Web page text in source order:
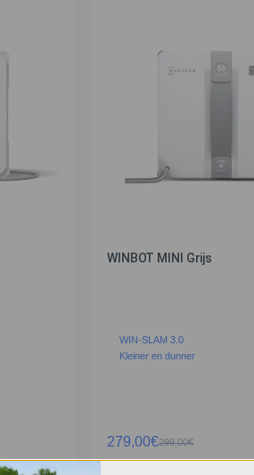
WINBOT MINI Grijs
WIN-SLAM 3.0
Kleiner en dunner
279,00€299,00€